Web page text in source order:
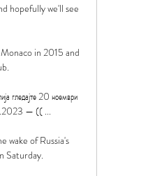
hopefully we'll see
in 2015 and
гледајте 20 ноември
— (( ...
wake of Russia's
Saturday.